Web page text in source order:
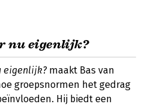
nu eigenlijk?
eigenlijk? maakt Bas van
groepsnormen het gedrag
Hij biedt een